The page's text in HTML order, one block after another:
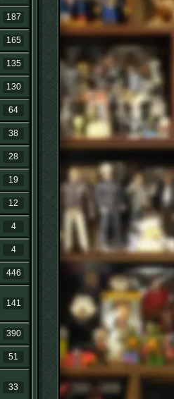
187
165
135
130
64
38
28
19
12
4
4
446
141
390
51
33